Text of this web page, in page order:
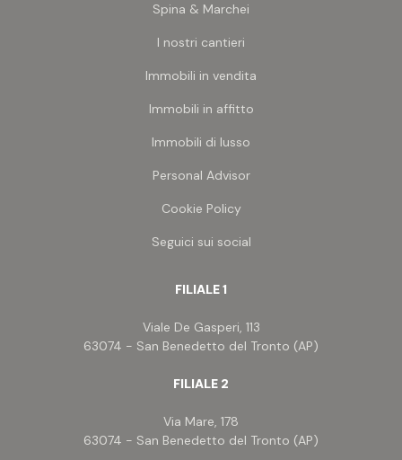
Spina & Marchei
I nostri cantieri
Immobili in vendita
Immobili in affitto
Immobili di lusso
Personal Advisor
Cookie Policy
Seguici sui social
FILIALE 1
Viale De Gasperi, 113
63074 - San Benedetto del Tronto (AP)
FILIALE 2
Via Mare, 178
63074 - San Benedetto del Tronto (AP)